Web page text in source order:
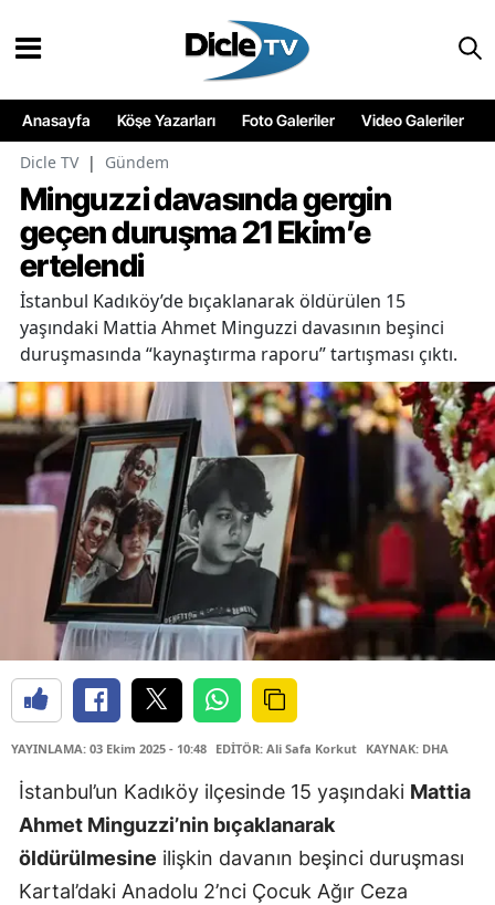
Anasayfa Köşe Yazarları Foto Galeriler Video Galeriler
Dicle TV | Gündem
Minguzzi davasında gergin
geçen duruşma 21 Ekim’e
ertelendi
İstanbul Kadıköy’de bıçaklanarak öldürülen 15
yaşındaki Mattia Ahmet Minguzzi davasının beşinci
duruşmasında “kaynaştırma raporu” tartışması çıktı.
YAYINLAMA: 03 Ekim 2025 - 10:48 EDİTÖR: Ali Safa Korkut KAYNAK: DHA
İstanbul’un Kadıköy ilçesinde 15 yaşındaki Mattia
Ahmet Minguzzi’nin bıçaklanarak
öldürülmesine ilişkin davanın beşinci duruşması
Kartal’daki Anadolu 2’nci Çocuk Ağır Ceza